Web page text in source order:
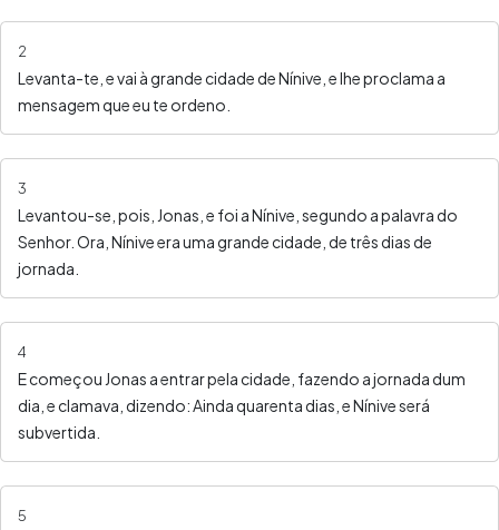
2
Levanta-te, e vai à grande cidade de Nínive, e lhe proclama a
mensagem que eu te ordeno.
3
Levantou-se, pois, Jonas, e foi a Nínive, segundo a palavra do
Senhor. Ora, Nínive era uma grande cidade, de três dias de
jornada.
4
E começou Jonas a entrar pela cidade, fazendo a jornada dum
dia, e clamava, dizendo: Ainda quarenta dias, e Nínive será
subvertida.
5